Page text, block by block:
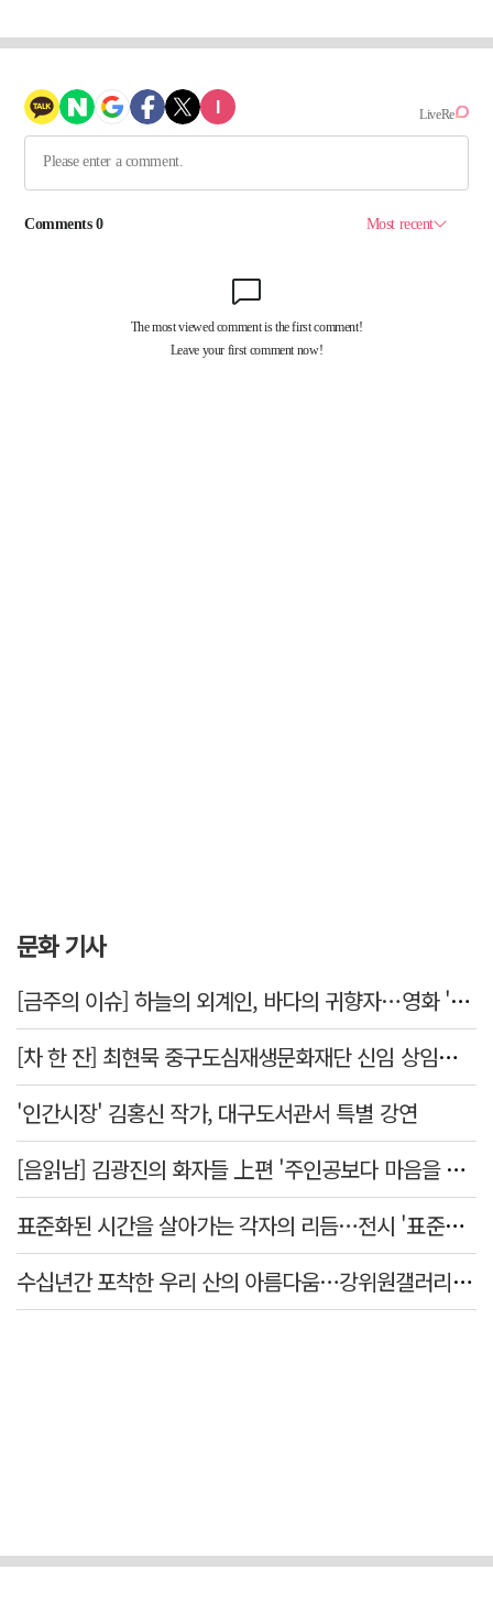
문화 기사
[금주의 이슈] 하늘의 외계인, 바다의 귀향자…영화 '호프'와 '오디세이'
[차 한 잔] 최현묵 중구도심재생문화재단 신임 상임이사 "서문시장·경상감영 등 지역 자원 활용…문화의 일상화"
'인간시장' 김홍신 작가, 대구도서관서 특별 강연
[음읽남] 김광진의 화자들 上편 '주인공보다 마음을 쓴 사람'
표준화된 시간을 살아가는 각자의 리듬…전시 '표준시차'
수십년간 포착한 우리 산의 아름다움…강위원갤러리 '팔공·지리展' 개최